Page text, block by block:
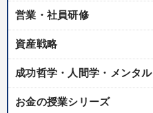
営業・社員研修
資産戦略
成功哲学・人間学・メンタル
お金の授業シリーズ